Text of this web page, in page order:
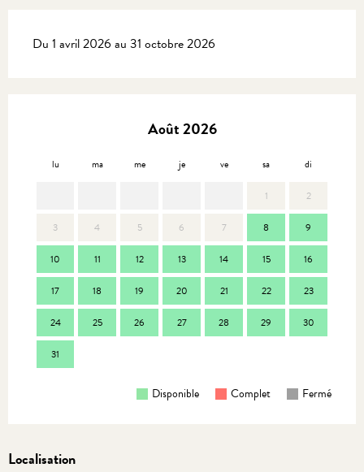
Du 1 avril 2026 au 31 octobre 2026
Août 2026
lu ma me je ve sa di
1 2
3 4 5 6 7 8 9
10 11 12 13 14 15 16
17 18 19 20 21 22 23
24 25 26 27 28 29 30
31
Disponible Complet Fermé
Localisation